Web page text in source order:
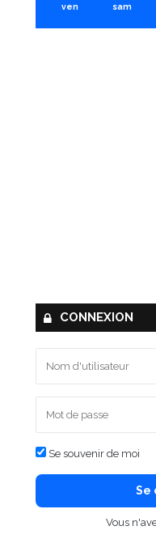
ven sam
CONNEXION
Se souvenir de moi
Se
Vous